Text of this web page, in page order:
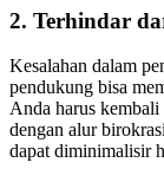
2. Terhindar
Kesalahan dalam
pendukung bisa
Anda harus
dengan alur
dapat diminimalisir